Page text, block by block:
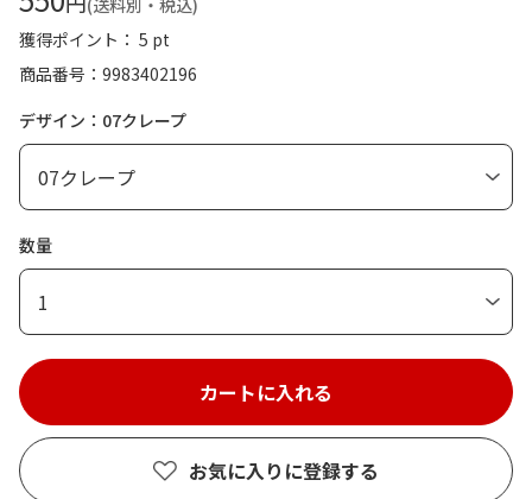
(送料別・税込)
獲得ポイント： 5 pt
商品番号
9983402196
デザイン：07クレープ
数量
1
お気に入りに登録する